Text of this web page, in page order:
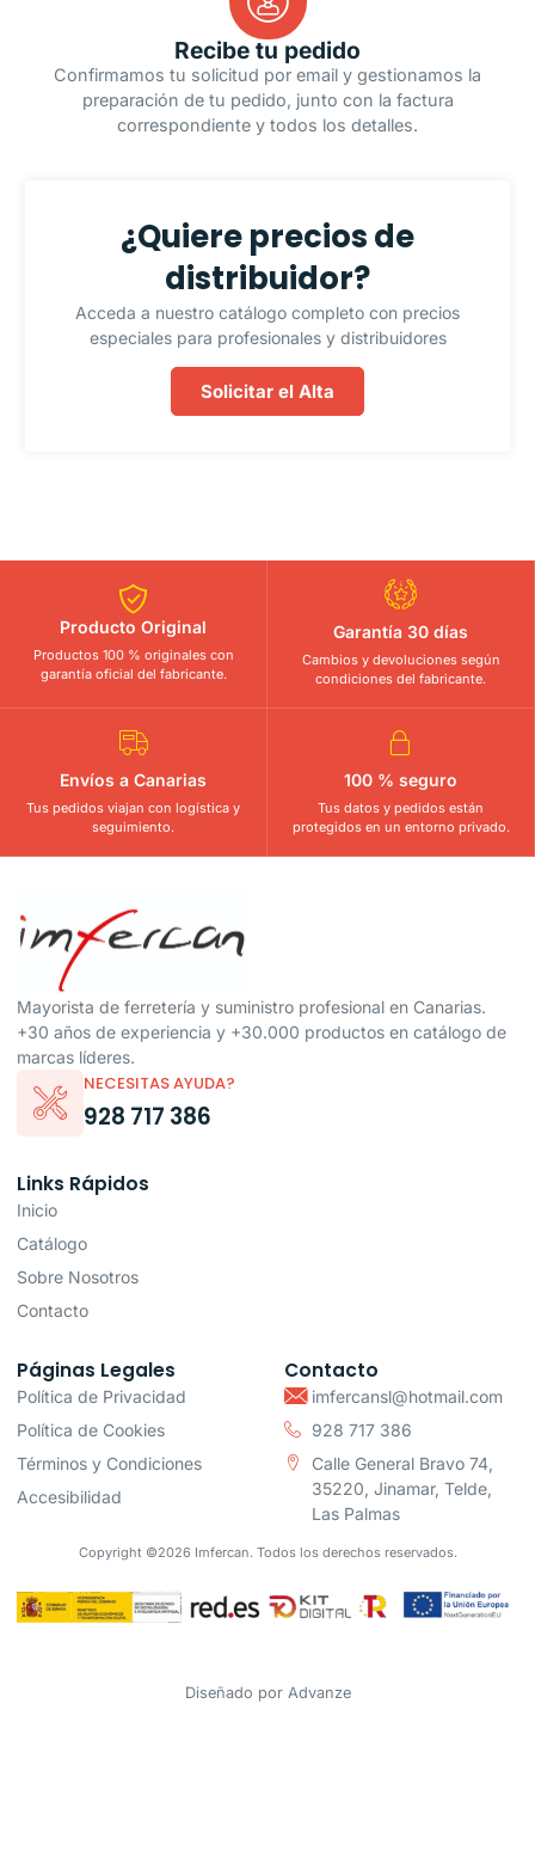
Recibe tu pedido
Confirmamos tu solicitud por email y gestionamos la
preparación de tu pedido, junto con la factura
correspondiente y todos los detalles.
¿Quiere precios de
distribuidor?
Acceda a nuestro catálogo completo con precios
especiales para profesionales y distribuidores
Solicitar el Alta
Producto Original
Productos 100 % originales con
garantía oficial del fabricante.
Garantía 30 días
Cambios y devoluciones según
condiciones del fabricante.
Envíos a Canarias
Tus pedidos viajan con logística y
seguimiento.
100 % seguro
Tus datos y pedidos están
protegidos en un entorno privado.
Mayorista de ferretería y suministro profesional en Canarias.
+30 años de experiencia y +30.000 productos en catálogo de
marcas líderes.
NECESITAS AYUDA?
928 717 386
Links Rápidos
Inicio
Catálogo
Sobre Nosotros
Contacto
Páginas Legales
Política de Privacidad
Política de Cookies
Términos y Condiciones
Accesibilidad
Contacto
imfercansl@hotmail.com
928 717 386
Calle General Bravo 74,
35220, Jinamar, Telde,
Las Palmas
Copyright ©2026 Imfercan. Todos los derechos reservados.
Diseñado por Advanze